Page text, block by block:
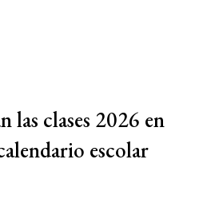
las clases 2026 en
escolar